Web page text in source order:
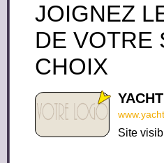
JOIGNEZ
DE VOTRE
CHOIX
Site